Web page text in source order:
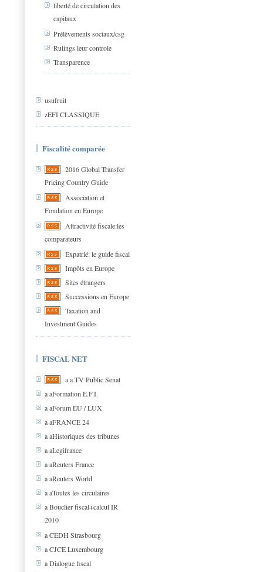
liberté de circulation des
capitaux
Prélèvements sociaux/csg
Rulings leur controle
Transparence
usufruit
zEFI CLASSIQUE
Fiscalité comparée
2016 Global Transfer
Pricing Country Guide
Association et
Fondation en Europe
Attractivité fiscale:les
comparateurs
Expatrié: le guide fiscal
Impôts en Europe
Sites étrangers
Successions en Europe
Taxation and
Investment Guides
FISCAL NET
a a TV Public Senat
a aFormation E.F.I.
a aForum EU / LUX
a aFRANCE 24
a aHistoriques des tribunes
a aLegifrance
a aReuters France
a aReuters World
a aToutes les circulaires
a Bouclier fiscal+calcul IR
2010
a CEDH Strasbourg
a CJCE Luxembourg
a Dialogue fiscal